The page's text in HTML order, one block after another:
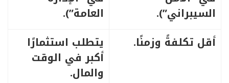
السيبراني”).
العامة”).
أقل تكلفةً وزمنًا.
يتطلب استثمارًا
أكبر في الوقت
والمال.